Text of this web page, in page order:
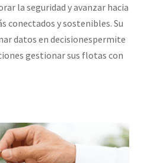
la seguridad y avanzar hacia
conectados y sostenibles. Su
datos en decisionespermite
gestionar sus flotas con